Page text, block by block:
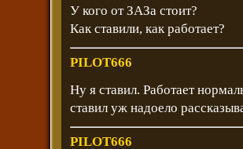
У кого от ЗАЗа стоит?
Как ставили, как работает?
PILOT666
Ну я ставил. Работает
ставил уж надоело
PILOT666